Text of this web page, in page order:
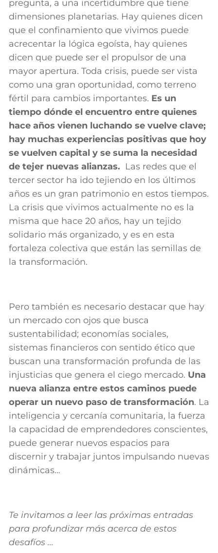
pregunta, a una incertidumbre que tiene
dimensiones planetarias. Hay quienes dicen
que el confinamiento que vivimos puede
acrecentar la lógica egoísta, hay quienes
dicen que puede ser el propulsor de una
mayor apertura. Toda crisis, puede ser vista
como una gran oportunidad, como terreno
fértil para cambios importantes. Es un
tiempo dónde el encuentro entre quienes
hace años vienen luchando se vuelve clave;
hay muchas experiencias positivas que hoy
se vuelven capital y se suma la necesidad
de tejer nuevas alianzas. Las redes que el
tercer sector ha ido tejiendo en los últimos
años es un gran patrimonio en estos tiempos.
La crisis que vivimos actualmente no es la
misma que hace 20 años, hay un tejido
solidario más organizado, y es en esta
fortaleza colectiva que están las semillas de
la transformación.
Pero también es necesario destacar que hay
un mercado con ojos que busca
sustentabilidad; economías sociales,
sistemas financieros con sentido ético que
buscan una transformación profunda de las
injusticias que genera el ciego mercado. Una
nueva alianza entre estos caminos puede
operar un nuevo paso de transformación. La
inteligencia y cercanía comunitaria, la fuerza
la capacidad de emprendedores conscientes,
puede generar nuevos espacios para
discernir y trabajar juntos impulsando nuevas
dinámicas…
Te invitamos a leer las próximas entradas
para profundizar más acerca de estos
desafíos …